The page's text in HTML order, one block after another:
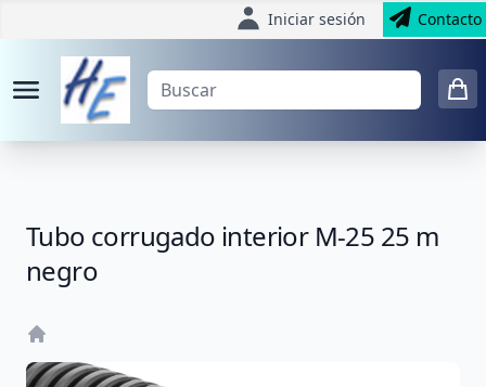
Iniciar sesión Contacto
Tubo corrugado interior M-25 25 m
negro
Home